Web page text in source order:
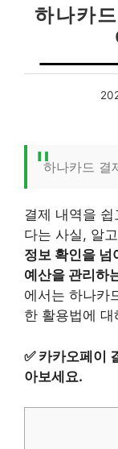
하나카
하나카드 결
결제 내역을
다는 사실, 알
정보 확인을 넘
예산을 관리하
에서는 하나카
한 활용법에
✅ 카카오페이
아보세요.